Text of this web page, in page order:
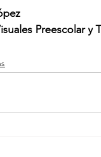
Preescolar y